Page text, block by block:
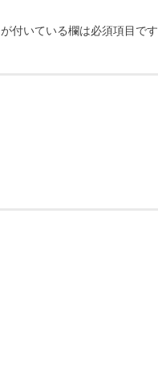
が付いている欄は必須項目です